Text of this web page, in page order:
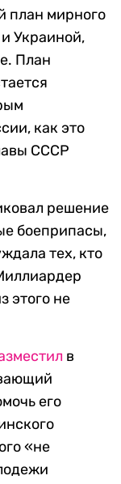
план мирного
Украиной,
План
как это
СССР
решение
боеприпасы,
тех, кто
этого не
в
его
«не